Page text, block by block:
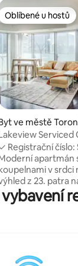
4,93 z 5,
Oblíbené u hostů
Oblíbené u hostů
ve městě
Serviced
free parking
✓ Registrační číslo:
apartmán
v
z 23. patra
Island. ✓
vybavená
✓ Prvotřídní